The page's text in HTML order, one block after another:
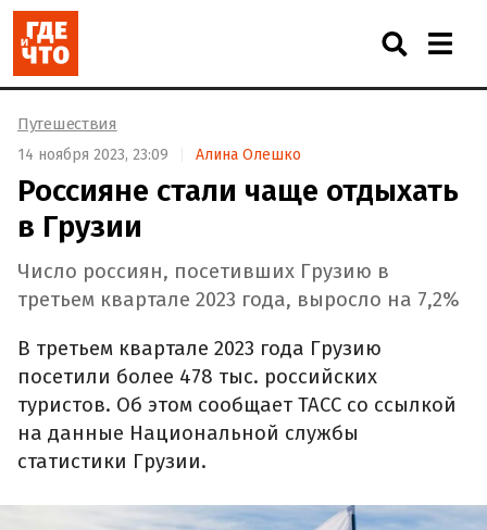
Путешествия
14 ноября 2023, 23:09 Алина Олешко
Россияне стали чаще отдыхать
в Грузии
Число россиян, посетивших Грузию в
третьем квартале 2023 года, выросло на 7,2%
В третьем квартале 2023 года Грузию
посетили более 478 тыс. российских
туристов. Об этом сообщает ТАСС со ссылкой
на данные Национальной службы
статистики Грузии.